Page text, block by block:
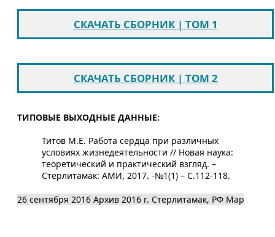
СКАЧАТЬ СБОРНИК | ТОМ 1
СКАЧАТЬ СБОРНИК | ТОМ 2
ТИПОВЫЕ ВЫХОДНЫЕ ДАННЫЕ:
Титов М.Е. Работа сердца при различных
условиях жизнедеятельности // Новая наука:
теоретический и практический взгляд. –
Стерлитамак: АМИ, 2017. -№1(1) – С.112-118.
26 сентября 2016 Архив 2016 г. Стерлитамак, РФ Map